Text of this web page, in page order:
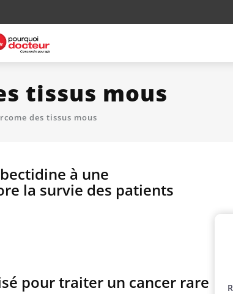
tissus mous
des tissus mous
à une
la survie des patients
pour traiter un cancer rare